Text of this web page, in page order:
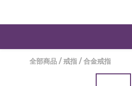
全部商品 /戒指 /合金戒指